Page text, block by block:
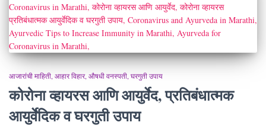
आजारांची माहिती आहार विहार औषधी वनस्पती घरगुती उपाय
कोरोना व्हायरस आणि आयुर्वेद, प्रतिबंधात्मक
आयुर्वेदिक व घरगुती उपाय